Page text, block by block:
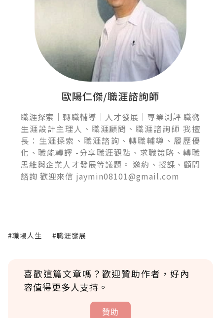
歐陽仁傑/職涯諮詢師
職涯探索｜轉職輔導｜人才發展｜專業測評 職嚮
生涯設計主理人、職涯顧問、職涯諮詢師 我擅
長：生涯探索、職涯諮詢、轉職輔導、履歷優
化、職能轉譯 -分享職涯觀點、求職策略、轉職
思維與企業人才發展等議題。 邀約、授課、顧問
諮詢 歡迎來信 jaymin08101@gmail.com
#職場人生 #職涯發展
喜歡這篇文章嗎？歡迎贊助作者，好內
容值得更多人支持。
贊助